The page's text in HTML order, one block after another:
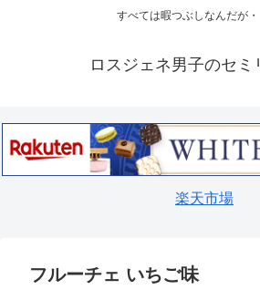
すべては暇つぶしなんだが・
ロスジェネ男子のセミ
楽天市場
フルーチェ いちご味